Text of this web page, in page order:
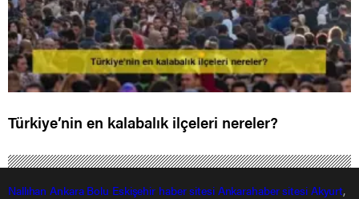
Türkiye’nin en kalabalık ilçeleri nereler?
Nallıhan Ankara Bolu Eskişehir haber sitesi Ankarahabersitesi Akyurt,